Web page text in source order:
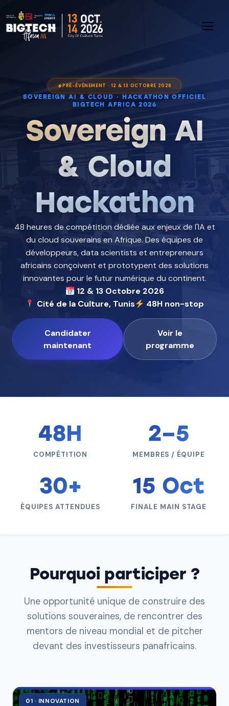
PRÉ-ÉVÉNEMENT · 12 & 13 OCTOBRE 2026
SOVEREIGN AI & CLOUD · HACKATHON OFFICIEL
BIGTECH AFRICA 2026
Sovereign AI
& Cloud
Hackathon
48 heures de compétition dédiée aux enjeux de l'IA et
du cloud souverains en Afrique. Des équipes de
développeurs, data scientists et entrepreneurs
africains conçoivent et prototypent des solutions
innovantes pour le futur numérique du continent.
12 & 13 Octobre 2026
Cité de la Culture, Tunis
48H non-stop
Candidater
maintenant
Voir le
programme
48H
COMPÉTITION
2–5
MEMBRES / ÉQUIPE
30+
ÉQUIPES ATTENDUES
15 Oct
FINALE MAIN STAGE
Pourquoi participer ?
Une opportunité unique de construire des
solutions souveraines, de rencontrer des
mentors de niveau mondial et de pitcher
devant des investisseurs panafricains.
01 · INNOVATION